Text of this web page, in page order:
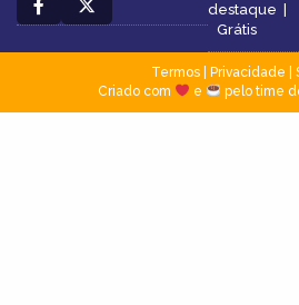
destaque
Grátis
Termos| Privacidade
Criado com
e pelo time